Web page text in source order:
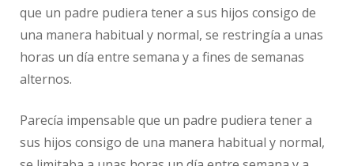
que un padre pudiera tener a sus hijos consigo de
una manera habitual y normal, se restringía a unas
horas un día entre semana y a fines de semanas
alternos.
Parecía impensable que un padre pudiera tener a
sus hijos consigo de una manera habitual y normal,